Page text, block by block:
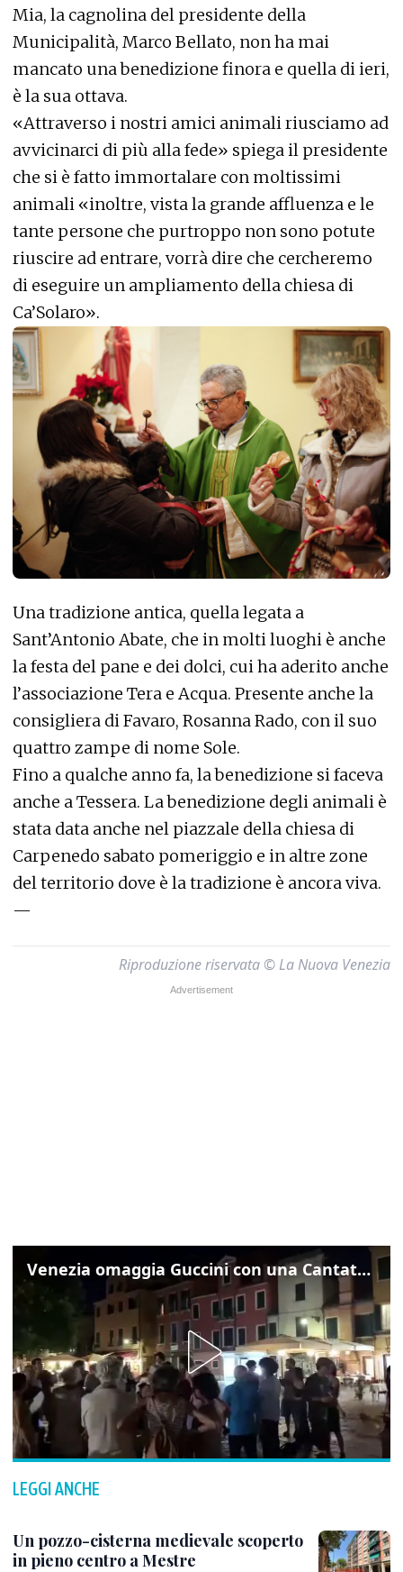
Mia, la cagnolina del presidente della
Municipalità, Marco Bellato, non ha mai
mancato una benedizione finora e quella di ieri,
è la sua ottava.
«Attraverso i nostri amici animali riusciamo ad
avvicinarci di più alla fede» spiega il presidente
che si è fatto immortalare con moltissimi
animali «inoltre, vista la grande affluenza e le
tante persone che purtroppo non sono potute
riuscire ad entrare, vorrà dire che cercheremo
di eseguire un ampliamento della chiesa di
Ca’Solaro».
Una tradizione antica, quella legata a
Sant’Antonio Abate, che in molti luoghi è anche
la festa del pane e dei dolci, cui ha aderito anche
l’associazione Tera e Acqua. Presente anche la
consigliera di Favaro, Rosanna Rado, con il suo
quattro zampe di nome Sole.
Fino a qualche anno fa, la benedizione si faceva
anche a Tessera. La benedizione degli animali è
stata data anche nel piazzale della chiesa di
Carpenedo sabato pomeriggio e in altre zone
del territorio dove è la tradizione è ancora viva.
—
Riproduzione riservata © La Nuova Venezia
Venezia omaggia Guccini con una Cantata Anarchica in campo Santa Margherita
LEGGI ANCHE
Un pozzo-cisterna medievale scoperto
in pieno centro a Mestre